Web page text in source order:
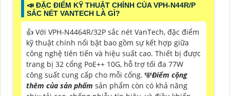
📣 ĐẶC ĐIỂM KỸ THUẬT CHÍNH CỦA VPH-N44R/P
SẮC NÉT VANTECH LÀ GÌ?
👍 Với VPH-N4464R/32P sắc nét VanTech, đặc điểm
kỹ thuật chính nổi bật bao gồm sự kết hợp giữa
công nghệ tiên tiến và hiệu suất cao. Thiết bị được
trang bị 32 cổng PoE++ 10G, hỗ trợ tối đa 77W
công suất cung cấp cho mỗi cổng. ️🕎Điểm cộng
thêm của sản phẩm sản phẩm còn có khả năng